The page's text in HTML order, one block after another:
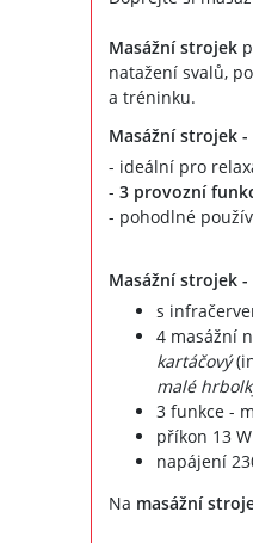
Masážní strojek
natažení svalů,
a tréninku.
Masážní strojek
- ideální pro
- 3 provozní
- pohodlné
Masážní strojek
s
4 masážní
kartáčový
malé
3 funkce -
příkon 13 W
napájení
Na masážní